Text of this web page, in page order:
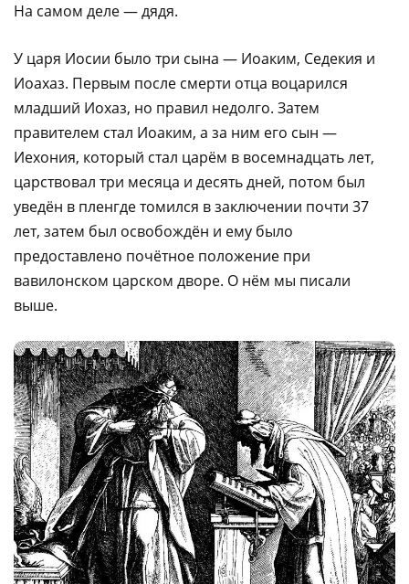
На самом деле — дядя.
У царя Иосии было три сына — Иоаким, Седекия и
Иоахаз. Первым после смерти отца воцарился
младший Иохаз, но правил недолго. Затем
правителем стал Иоаким, а за ним его сын —
Иехония, который стал царём в восемнадцать лет,
царствовал три месяца и десять дней, потом был
уведён в пленгде томился в заключении почти 37
лет, затем был освобождён и ему было
предоставлено почётное положение при
вавилонском царском дворе. О нём мы писали
выше.